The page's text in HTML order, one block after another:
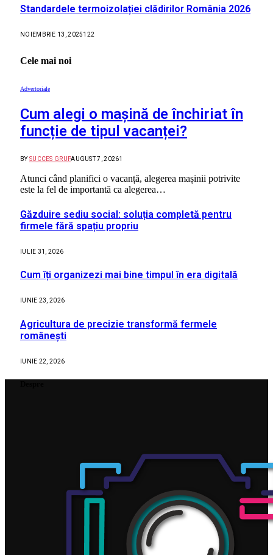
Standardele termoizolației clădirilor România 2026
NOIEMBRIE 13, 2025122
Cele mai noi
Advertoriale
Cum alegi o mașină de închiriat în
funcție de tipul vacanței?
BY SUCCES GRUPAUGUST 7, 20261
Atunci când planifici o vacanță, alegerea mașinii potrivite
este la fel de importantă ca alegerea…
Găzduire sediu social: soluția completă pentru
firmele fără spațiu propriu
IULIE 31, 2026
Cum îți organizezi mai bine timpul în era digitală
IUNIE 23, 2026
Agricultura de precizie transformă fermele
românești
IUNIE 22, 2026